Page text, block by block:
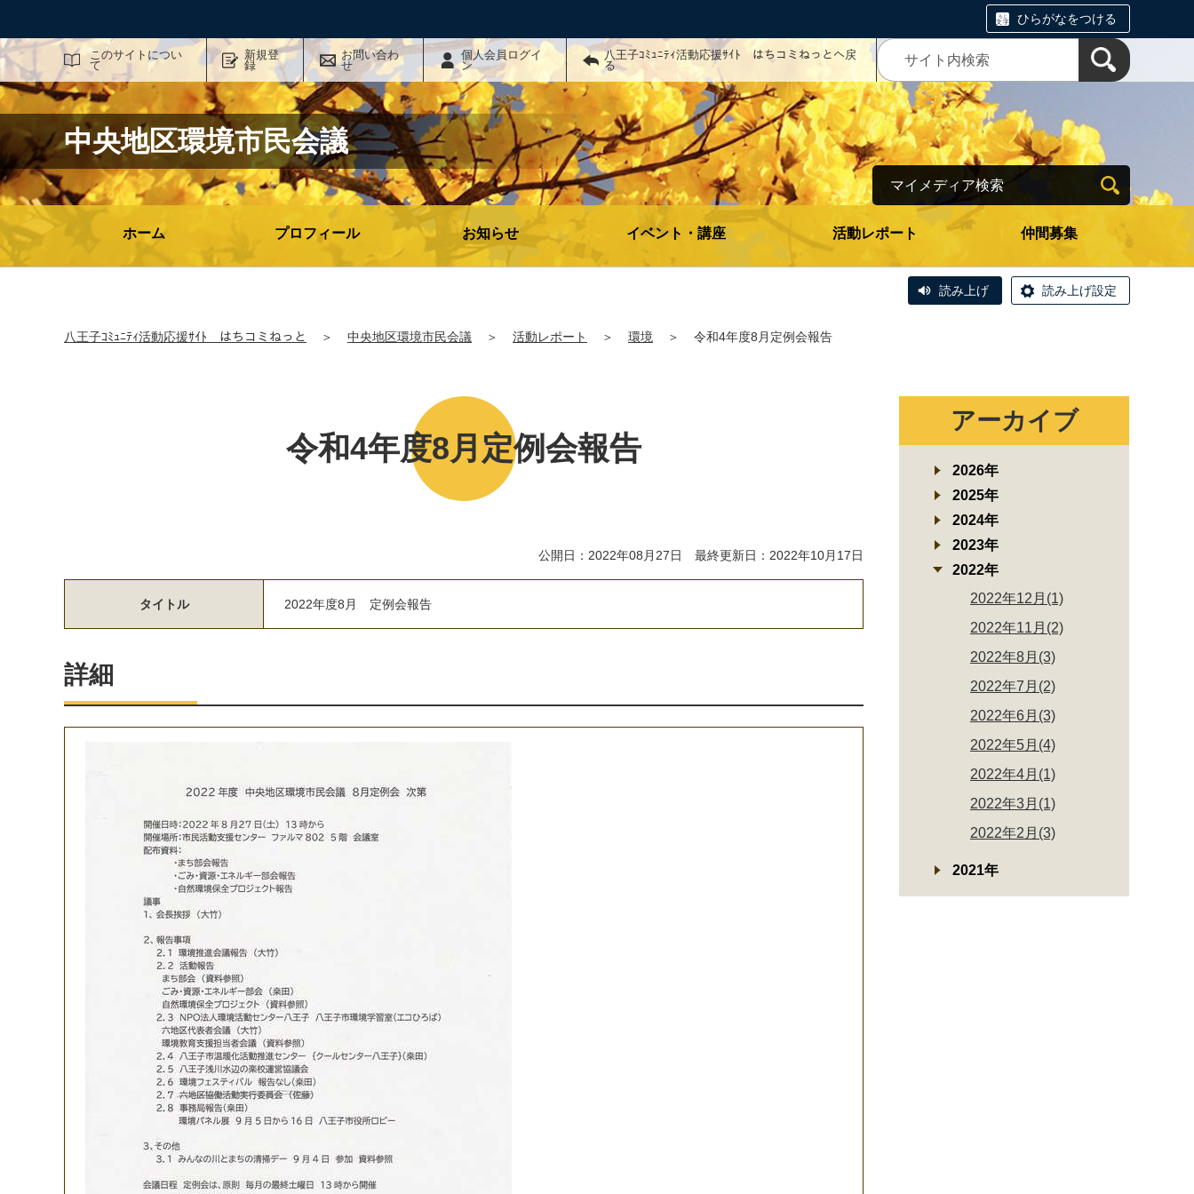
ひらがなをつける
このサイトについ
て
新規登
録
お問い合わ
せ
個人会員ログイ
ン
八王子ｺﾐｭﾆﾃｨ活動応援ｻｲﾄ はちコミねっとへ戻
る
サイト内検索
中央地区環境市民会議
ホーム プロフィール お知らせ イベント・講座 活動レポート 仲間募集
マイメディア検索
読み上げ 読み上げ設定
八王子ｺﾐｭﾆﾃｨ活動応援ｻｲﾄ はちコミねっと ＞ 中央地区環境市民会議 ＞ 活動レポート ＞ 環境 ＞ 令和4年度8月定例会報告
令和4年度8月定例会報告
公開日：2022年08月27日 最終更新日：2022年10月17日
タイトル 2022年度8 月 定例会報告
詳細
アーカイブ
2026年
2025年
2024年
2023年
2022年
2022年12月(1)
2022年11月(2)
2022年8月(3)
2022年7月(2)
2022年6月(3)
2022年5月(4)
2022年4月(1)
2022年3月(1)
2022年2月(3)
2021年